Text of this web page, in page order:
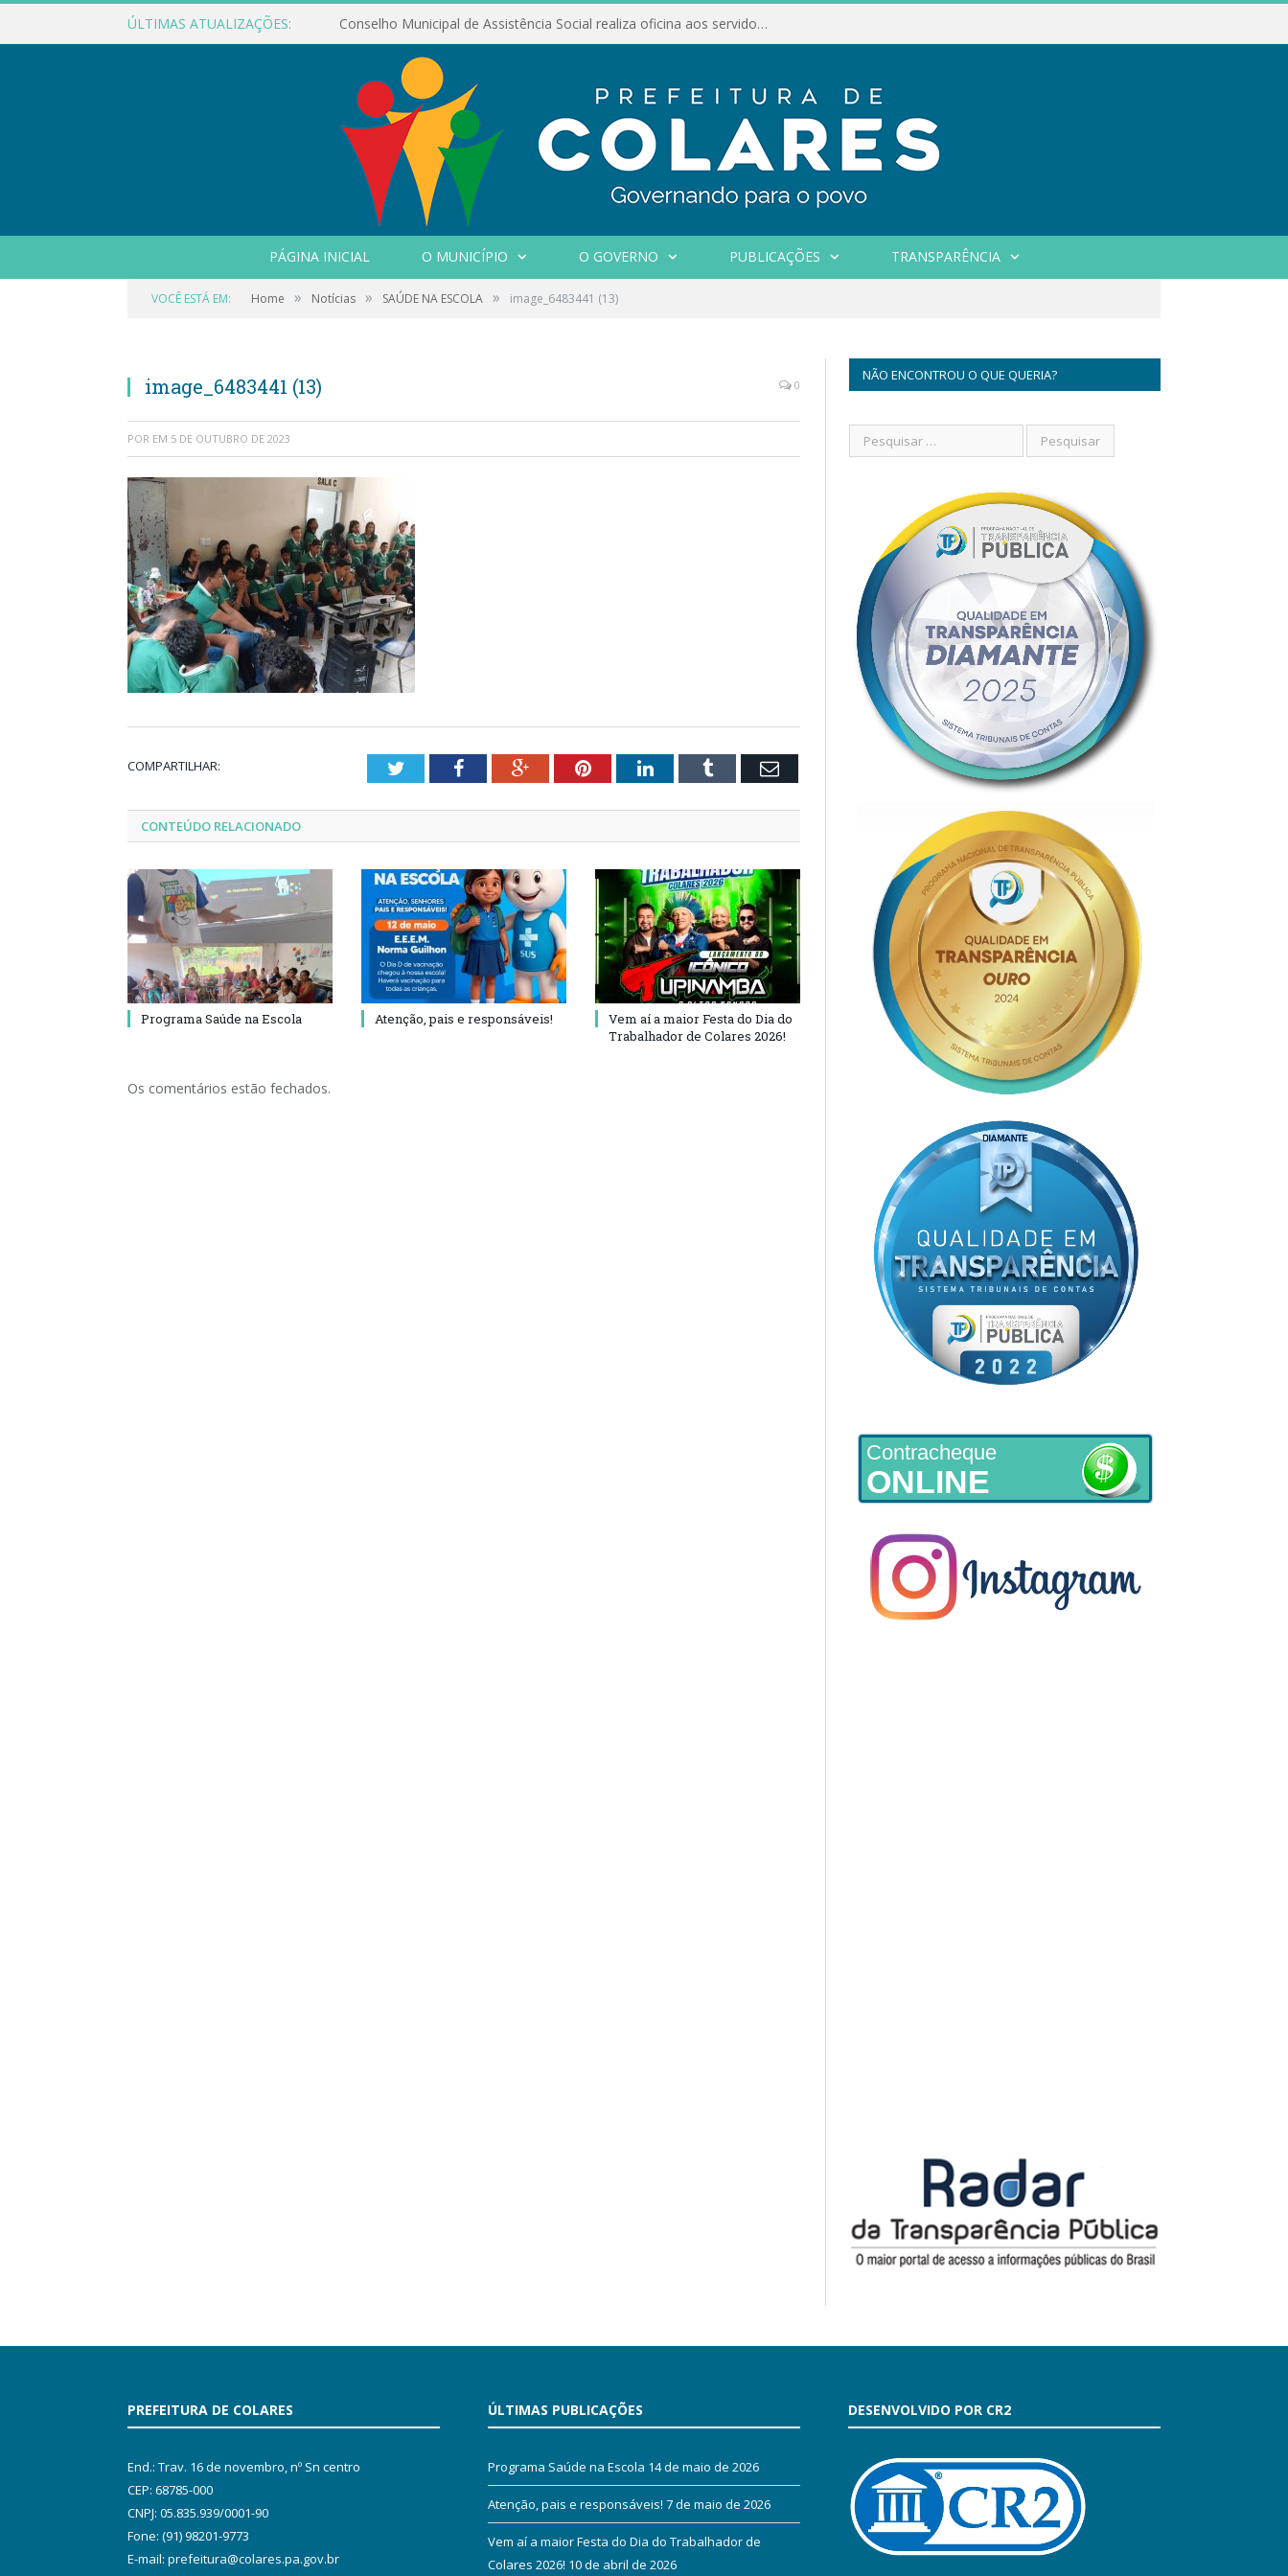
ÚLTIMAS ATUALIZAÇÕES: Conselho Municipal de Assistência Social realiza oficina aos servidores
PÁGINA INICIAL O MUNICÍPIO O GOVERNO PUBLICAÇÕES TRANSPARÊNCIA
VOCÊ ESTÁ EM: Home » Notícias » SAÚDE NA ESCOLA » image_6483441 (13)
image_6483441 (13) 0
POR EM 5 DE OUTUBRO DE 2023
COMPARTILHAR: TwitterFacebookGoogle+PinterestLinkedInTumblr Email
CONTEÚDO RELACIONADO
Programa Saúde na Escola Atenção, pais e responsáveis!
Vem aí a maior Festa do Dia do
Trabalhador de Colares 2026!
Os comentários estão fechados.
NÃO ENCONTROU O QUE QUERIA?
Contracheque
ONLINE
PREFEITURA DE COLARES
End.: Trav. 16 de novembro, nº Sn centro
CEP: 68785-000
CNPJ: 05.835.939/0001-90
Fone: (91) 98201-9773
E-mail: prefeitura@colares.pa.gov.br
ÚLTIMAS PUBLICAÇÕES
Programa Saúde na Escola 14 de maio de 2026
Atenção, pais e responsáveis! 7 de maio de 2026
Vem aí a maior Festa do Dia do Trabalhador de
Colares 2026! 10 de abril de 2026
DESENVOLVIDO POR CR2